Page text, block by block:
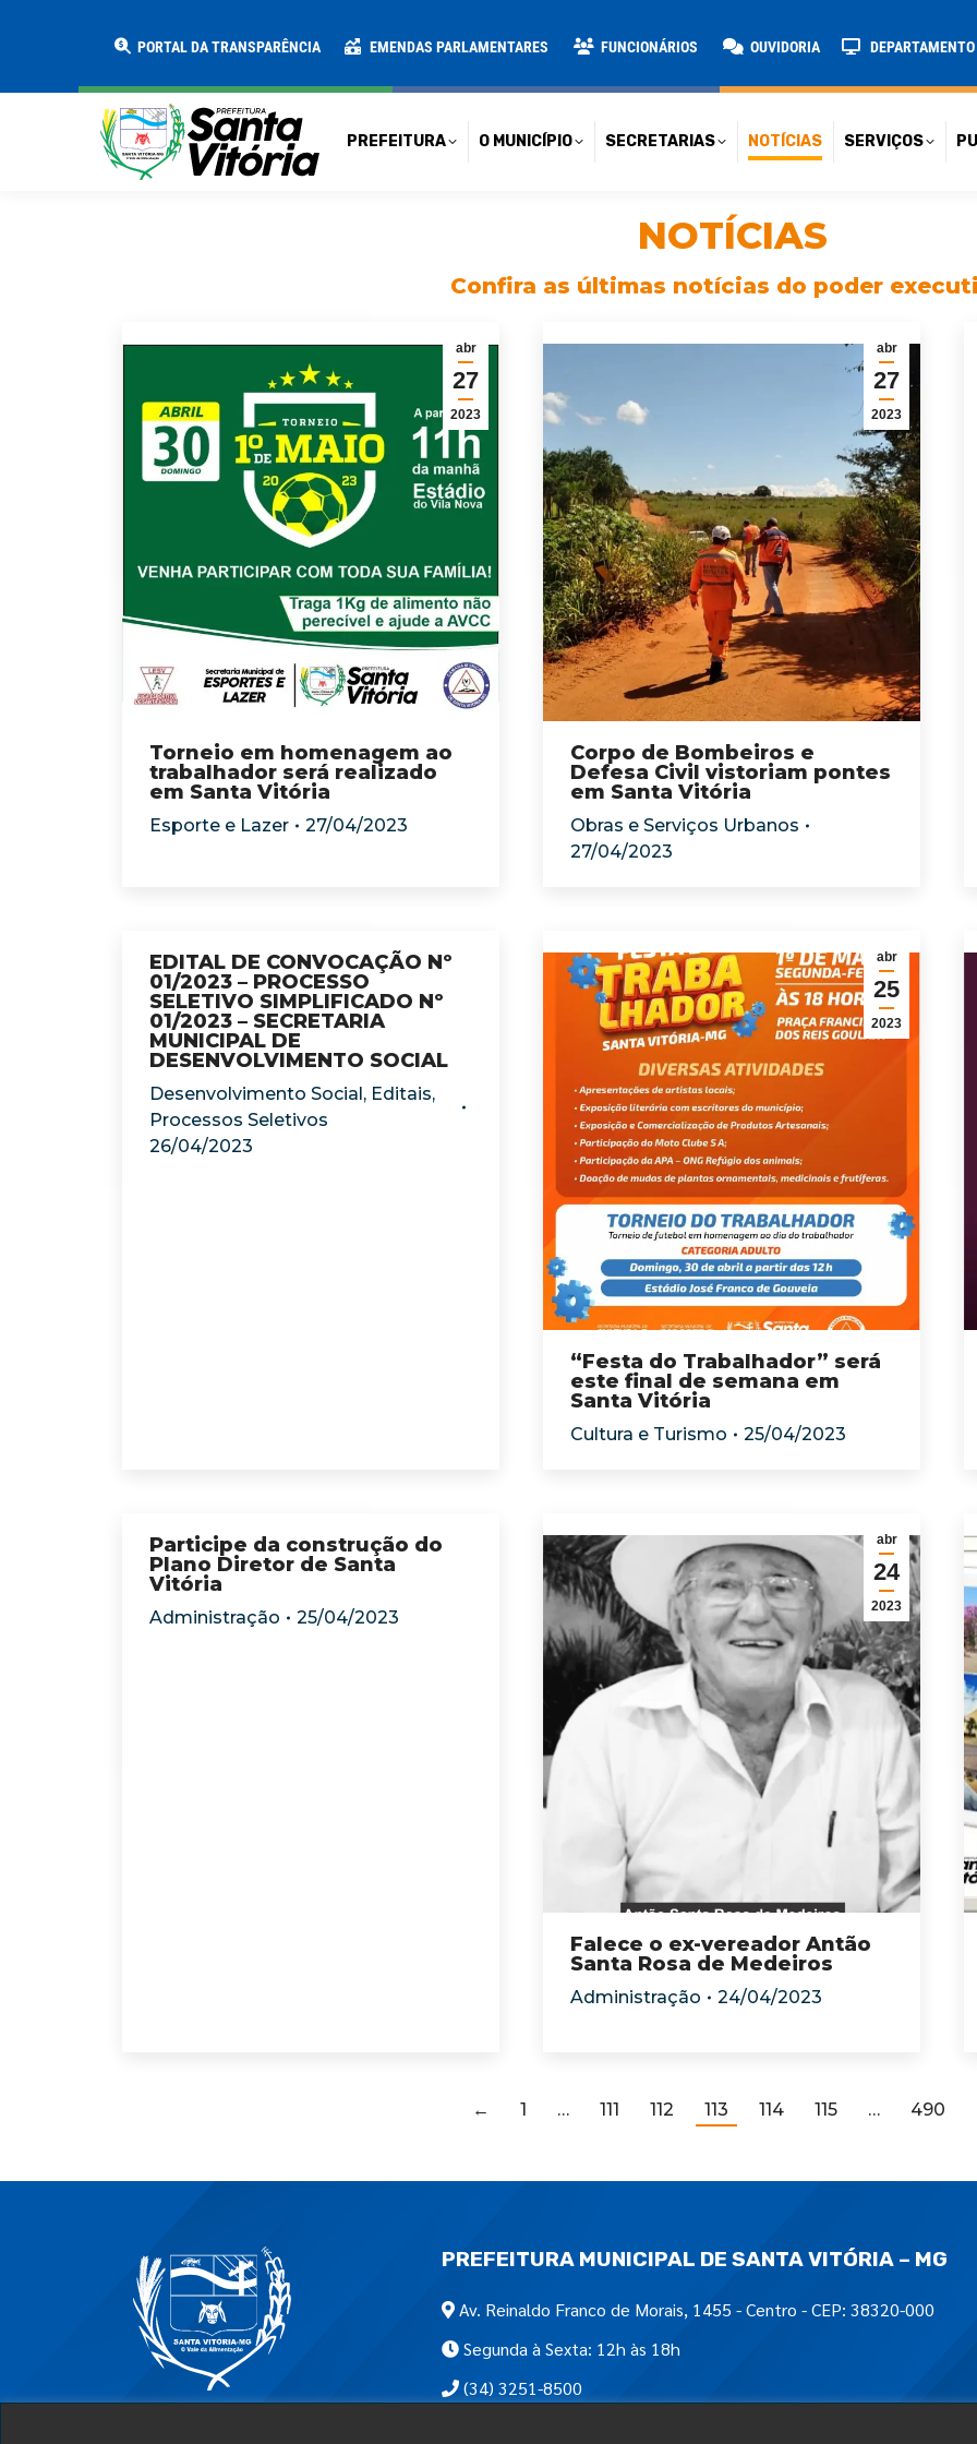
PORTAL DA TRANSPARÊNCIA EMENDAS PARLAMENTARES FUNCIONÁRIOS OUVIDORIA
PREFEITURA O MUNICÍPIO SECRETARIAS NOTÍCIAS SERVIÇOS
NOTÍCIAS
Confira as últimas notícias do poder
abr
27
2023
Torneio em homenagem ao
trabalhador será realizado
em Santa Vitória
Esporte e Lazer 27/04/2023
abr
27
2023
Corpo de Bombeiros e
Defesa Civil vistoriam pontes
em Santa Vitória
Obras e Serviços Urbanos
27/04/2023
EDITAL DE CONVOCAÇÃO Nº
01/2023 – PROCESSO
SELETIVO SIMPLIFICADO Nº
01/2023 – SECRETARIA
MUNICIPAL DE
DESENVOLVIMENTO SOCIAL
Desenvolvimento Social, Editais,
Processos Seletivos
26/04/2023
abr
25
2023
“Festa do Trabalhador” será
este final de semana em
Santa Vitória
Cultura e Turismo 25/04/2023
Participe da construção do
Plano Diretor de Santa
Vitória
Administração 25/04/2023
abr
24
2023
Falece o ex-vereador Antão
Santa Rosa de Medeiros
Administração 24/04/2023
← 1 … 111 112 113 114 115 … 490
PREFEITURA MUNICIPAL DE SANTA VITÓRIA – MG
Av. Reinaldo Franco de Morais, 1455 - Centro - CEP: 38320-000
Segunda à Sexta: 12h às 18h
(34) 3251-8500